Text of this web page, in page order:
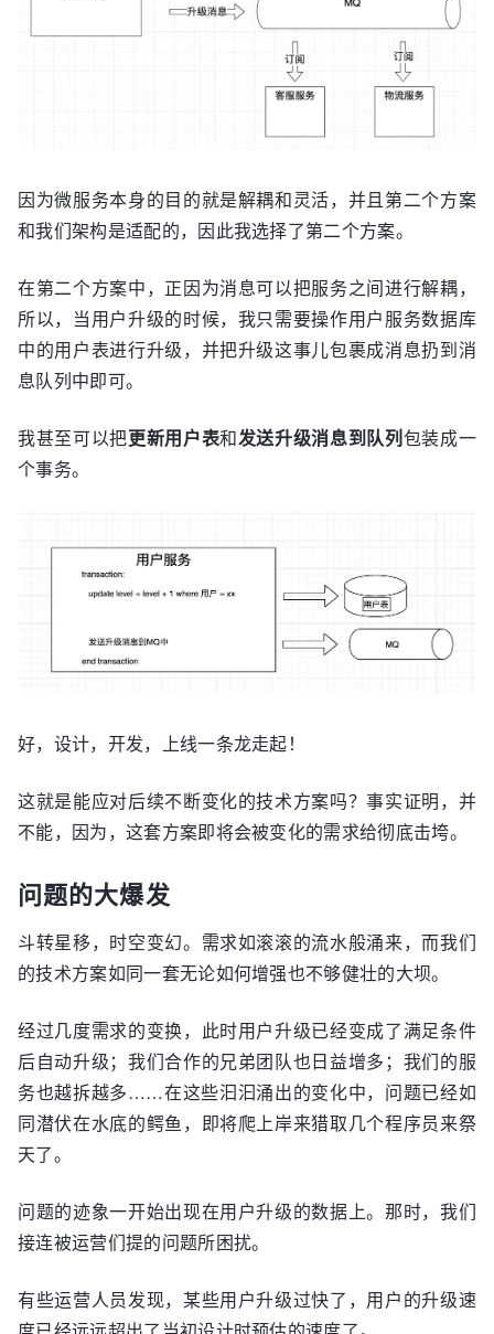
因为微服务本身的目的就是解耦和灵活，并且第二个方案
和我们架构是适配的，因此我选择了第二个方案。
在第二个方案中，正因为消息可以把服务之间进行解耦，
所以，当用户升级的时候，我只需要操作用户服务数据库
中的用户表进行升级，并把升级这事儿包裹成消息扔到消
息队列中即可。
我甚至可以把更新用户表和发送升级消息到队列包装成一
个事务。
好，设计，开发，上线一条龙走起！
这就是能应对后续不断变化的技术方案吗？事实证明，并
不能，因为，这套方案即将会被变化的需求给彻底击垮。
问题的大爆发
斗转星移，时空变幻。需求如滚滚的流水般涌来，而我们
的技术方案如同一套无论如何增强也不够健壮的大坝。
经过几度需求的变换，此时用户升级已经变成了满足条件
后自动升级；我们合作的兄弟团队也日益增多；我们的服
务也越拆越多……在这些汩汩涌出的变化中，问题已经如
同潜伏在水底的鳄鱼，即将爬上岸来猎取几个程序员来祭
天了。
问题的迹象一开始出现在用户升级的数据上。那时，我们
接连被运营们提的问题所困扰。
有些运营人员发现，某些用户升级过快了，用户的升级速